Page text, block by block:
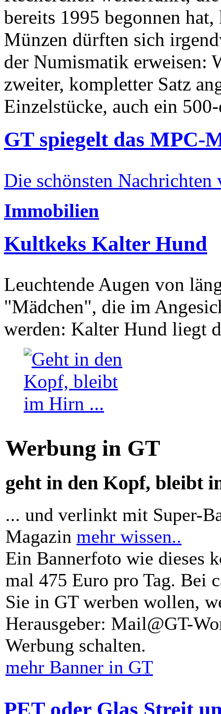
bereits 1995 begonnen
Münzen dürften sich
der Numismatik erweisen:
zweiter, kompletter Satz
Einzelstücke, auch ein
GT spiegelt das MPC-
Die schönsten Nachrichten
Immobilien
Kultkeks Kalter Hund
Leuchtende Augen von
"Mädchen", die im
werden: Kalter Hund liegt
Werbung in GT
geht in den Kopf, bleibt
... und verlinkt mit Super-
Magazin mehr wissen..
Ein Bannerfoto wie dieses
mal 475 Euro pro Tag. Bei
Sie in GT werben wollen,
Herausgeber: Mail@GT-
Werbung schalten.
mehr Banner in GT